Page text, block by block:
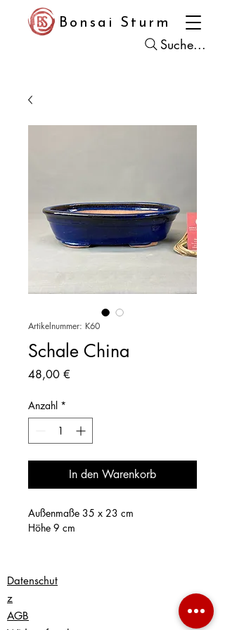
Bonsai Sturm
Suche...
Artikelnummer: K60
Schale China
48,00 €
Anzahl *
In den Warenkorb
Außenmaße 35 x 23 cm
Höhe 9 cm
Datenschut
z
AGB